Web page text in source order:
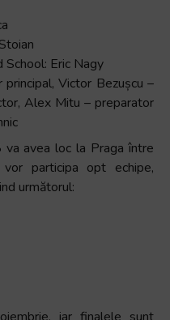
School: Eric Nagy
Victor Bezușcu –
Alex Mitu – preparator
avea loc la Praga între
participa opt echipe,
următorul: